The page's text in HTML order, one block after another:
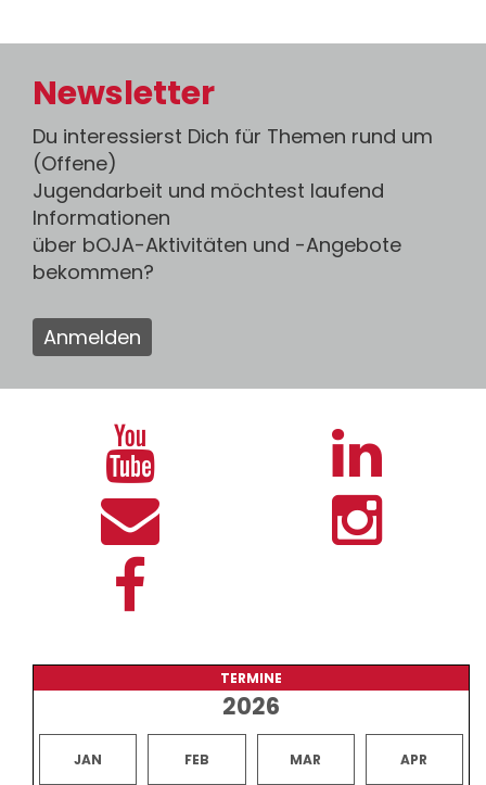
Newsletter
Du interessierst Dich für Themen rund um
(Offene)
Jugendarbeit und möchtest laufend
Informationen
über bOJA-Aktivitäten und -Angebote
bekommen?
Anmelden
TERMINE
2026
JAN FEB MAR APR